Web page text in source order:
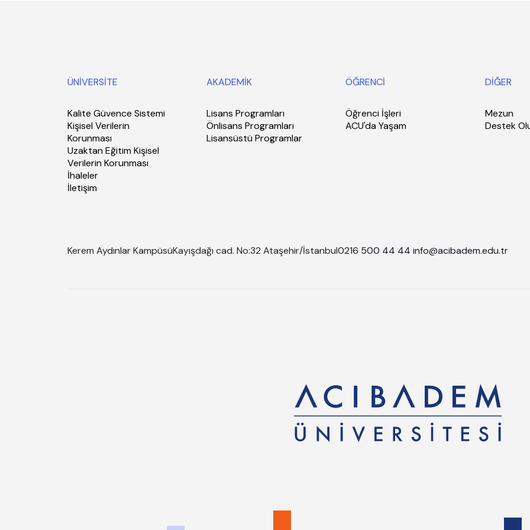
ÜNİVERSİTE
Kalite Güvence Sistemi
Kişisel Verilerin
Korunması
Uzaktan Eğitim Kişisel
Verilerin Korunması
İhaleler
İletişim
AKADEMİK
Lisans Programları
Önlisans Programları
Lisansüstü Programlar
ÖĞRENCİ
Öğrenci İşleri
ACU'da Yaşam
DİĞER
Mezun
Destek
Kerem Aydınlar KampüsüKayışdağı cad. No:32 Ataşehir/İstanbul0216 500 44 44 info@acibadem.edu.tr